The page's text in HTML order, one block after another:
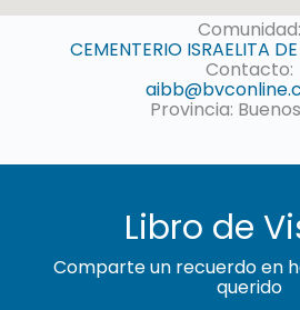
Comunidad:
CEMENTERIO ISRAELITA
Contacto:
Provincia:
Libro de
Comparte un recuerdo en
querido